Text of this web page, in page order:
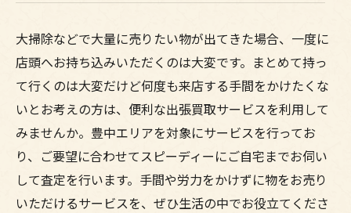
大掃除などで大量に売りたい物が出てきた場合、一度に
店頭へお持ち込みいただくのは大変です。まとめて持っ
て行くのは大変だけど何度も来店する手間をかけたくな
いとお考えの方は、便利な出張買取サービスを利用して
みませんか。豊中エリアを対象にサービスを行ってお
り、ご要望に合わせてスピーディーにご自宅までお伺い
して査定を行います。手間や労力をかけずに物をお売り
いただけるサービスを、ぜひ生活の中でお役立てくださ